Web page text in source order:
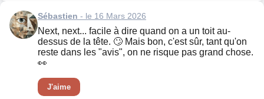
Sébastien - le 16 Mars 2026
Next, next... facile à dire quand on a un toit au-
dessus de la tête. 🙄 Mais bon, c'est sûr, tant qu'on
reste dans les "avis", on ne risque pas grand chose.
👀
J'aime